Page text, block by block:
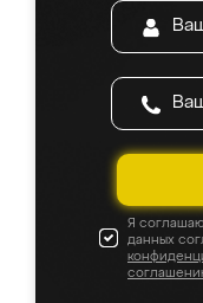
Я
данных